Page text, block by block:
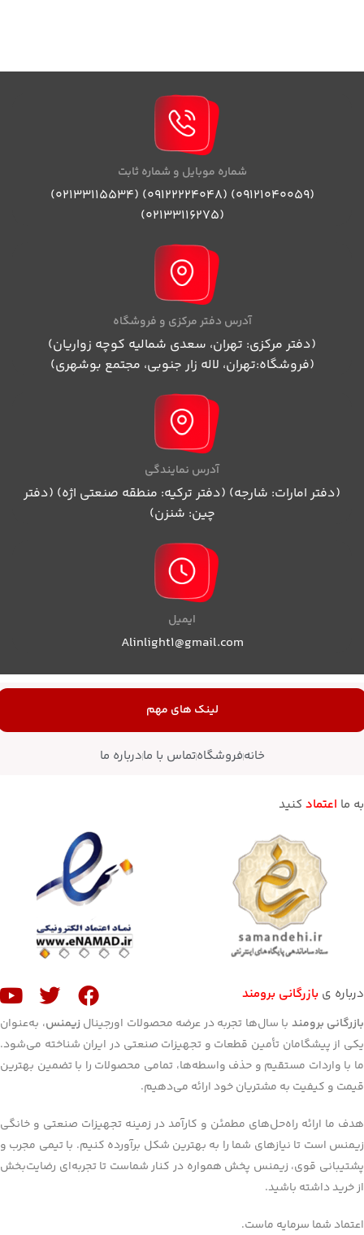
شماره موبایل و شماره ثابت
(09121040059) (09122224048) (02133115534)
(02133116275)
آدرس دفتر مرکزی و فروشگاه
(دفتر مرکزی: تهران، سعدی شمالیه کوچه زواریان)
(فروشگاه:تهران، لاله زار جنوبی، مجتمع بوشهری)
آدرس نمایندگی
(دفتر امارات: شارجه) (دفتر ترکیه: منطقه صنعتی اژه) (دفتر
چین: شنزن)
ایمیل
Alinlight1@gmail.com
لینک های مهم
خانهفروشگاهتماس با مادرباره ما
درباره ی بازرگانی برومند
بازرگانی برومند با سال‌ها تجربه در عرضه محصولات اورجینال زیمنس، به‌عنوان
یکی از پیشگامان تأمین قطعات و تجهیزات صنعتی در ایران شناخته می‌شود.
ما با واردات مستقیم و حذف واسطه‌ها، تمامی محصولات را با تضمین بهترین
قیمت و کیفیت به مشتریان خود ارائه می‌دهیم.
هدف ما ارائه راه‌حل‌های مطمئن و کارآمد در زمینه تجهیزات صنعتی و خانگی
زیمنس است تا نیازهای شما را به بهترین شکل برآورده کنیم. با تیمی مجرب و
پشتیبانی قوی، زیمنس پخش همواره در کنار شماست تا تجربه‌ای رضایت‌بخش
از خرید داشته باشید.
اعتماد شما سرمایه ماست.
به ما اعتماد کنید